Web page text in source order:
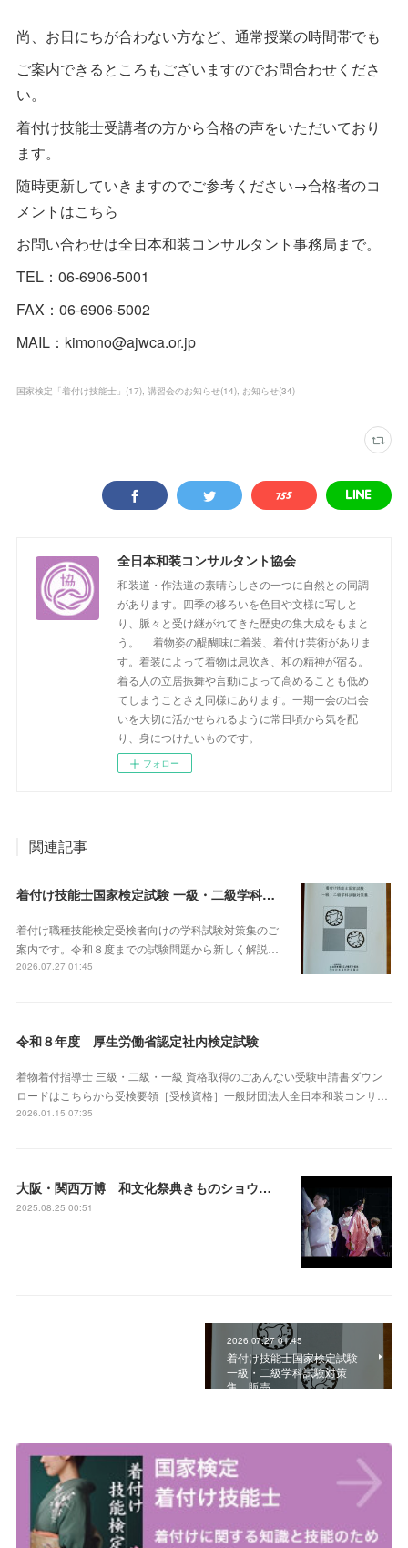
尚、お日にちが合わない方など、通常授業の時間帯でも
ご案内できるところもございますのでお問合わせくださ
い。
着付け技能士受講者の方から合格の声をいただいており
ます。
随時更新していきますのでご参考ください→合格者のコ
メントはこちら
お問い合わせは全日本和装コンサルタント事務局まで。
TEL：06-6906-5001
FAX：06-6906-5002
MAIL：kimono@ajwca.or.jp
国家検定「着付け技能士」 (17) 講習会のお知らせ(14) お知らせ(34)
全日本和装コンサルタント協会
和装道・作法道の素晴らしさの一つに自然との同調
があります。四季の移ろいを色目や文様に写しと
り、脈々と受け継がれてきた歴史の集大成をもまと
う。 着物姿の醍醐味に着装、着付け芸術がありま
す。着装によって着物は息吹き、和の精神が宿る。
着る人の立居振舞や言動によって高めることも低め
てしまうことさえ同様にあります。一期一会の出会
いを大切に活かせられるように常日頃から気を配
り、身につけたいものです。
フォロー
関連記事
着付け技能士国家検定試験 一級・二級学科試験対策集 販売
着付け職種技能検定受検者向けの学科試験対策集のご
案内です。令和８度までの試験問題から新しく解説…
2026.07.27 01:45
令和８年度 厚生労働省認定社内検定試験
着物着付指導士 三級・二級・一級 資格取得のごあんない受験申請書ダウン
ロードはこちらから受検要領［受検資格］一般財団法人全日本和装コンサ…
2026.01.15 07:35
大阪・関西万博 和文化祭典きものショウ『和装夢旅人』一部紹介
2025.08.25 00:51
2026.07.27 01:45
着付け技能士国家検定試験
一級・二級学科試験対策
集 販売